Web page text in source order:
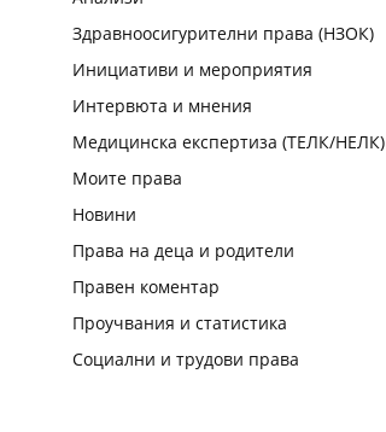
Здравноосигурителни права (НЗОК)
Инициативи и мероприятия
Интервюта и мнения
Медицинска експертиза (ТЕЛК/НЕЛК)
Моите права
Новини
Права на деца и родители
Правен коментар
Проучвания и статистика
Социални и трудови права